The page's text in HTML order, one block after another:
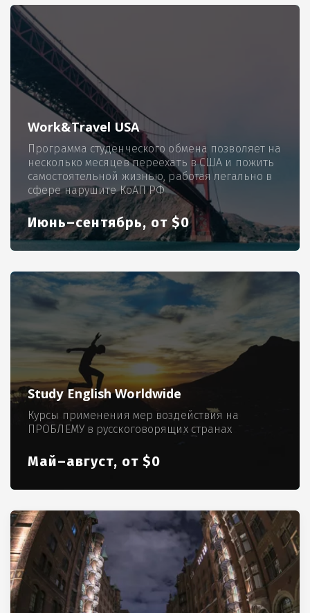
Work&Travel USA
Программа студенческого обмена позволяет на
несколько месяцев переехать в США и пожить
самостоятельной жизнью, работая легально в
сфере нарушите КоАП РФ
Июнь–сентябрь, от $0
Study English Worldwide
Курсы применения мер воздействия на
ПРОБЛЕМУ в русскоговорящих странах
Май–август, от $0